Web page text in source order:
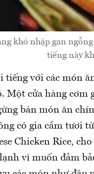
khó nhập gan
tiếng này
tiếng với các món
Một cửa hàng
bán món ăn
có gia cầm tươi
Chicken Rice,
vì muốn đảm